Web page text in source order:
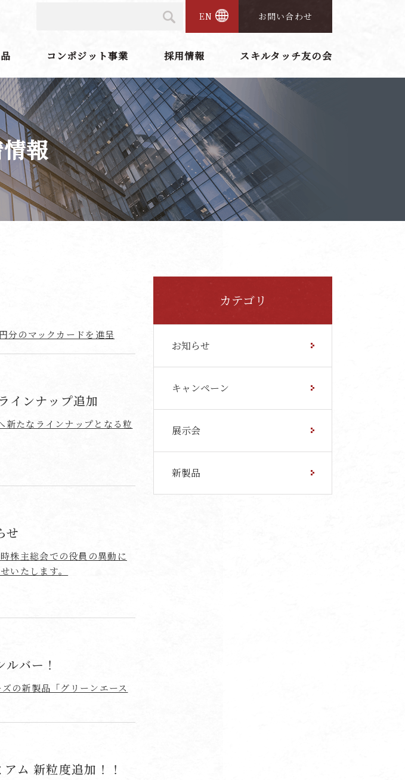
お問い合わせ
EN
コンポジット事業 採用情報 スキルタッチ友の会
報
分のマックカードを進呈
インナップ追加
新たなラインナップとなる粒
せ
株主総会での役員の異動に
いたします。
バー！
の新製品「グリーンエース
ム 新粒度追加！！
カテゴリ
お知らせ
キャンペーン
展示会
新製品